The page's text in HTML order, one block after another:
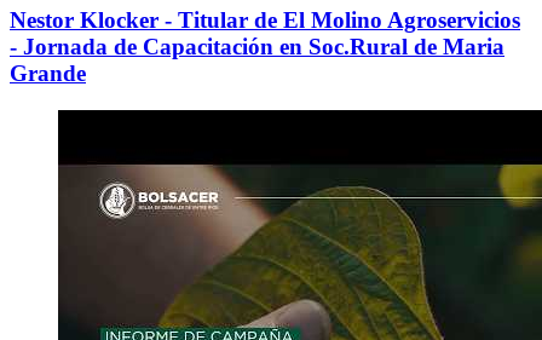
Nestor Klocker - Titular de El Molino Agroservicios
- Jornada de Capacitación en Soc.Rural de Maria
Grande